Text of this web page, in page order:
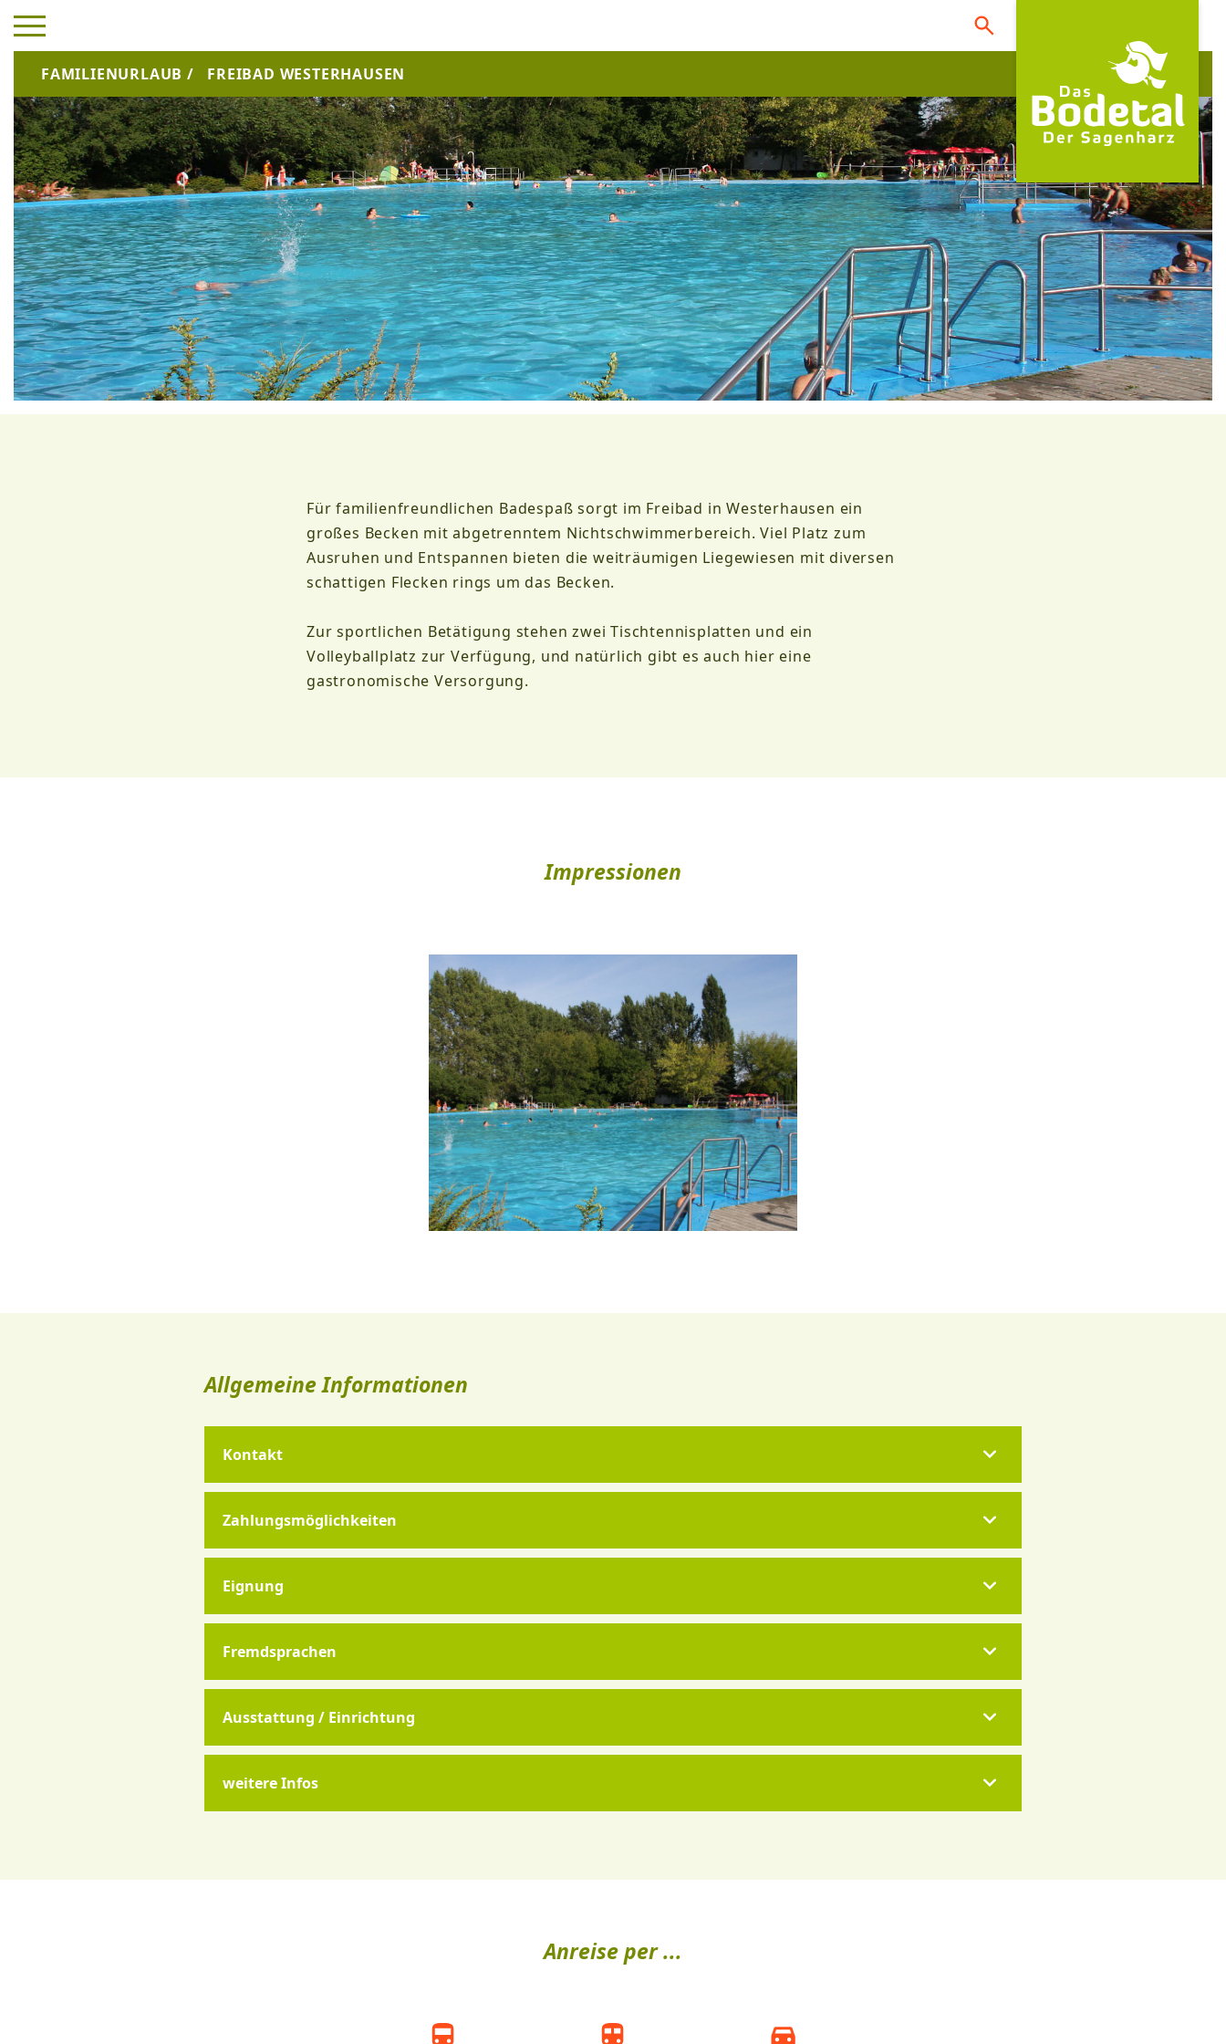
FAMILIENURLAUB / FREIBAD WESTERHAUSEN
Für familienfreundlichen Badespaß sorgt im Freibad in Westerhausen ein
großes Becken mit abgetrenntem Nichtschwimmerbereich. Viel Platz zum
Ausruhen und Entspannen bieten die weiträumigen Liegewiesen mit diversen
schattigen Flecken rings um das Becken.
Zur sportlichen Betätigung stehen zwei Tischtennisplatten und ein
Volleyballplatz zur Verfügung, und natürlich gibt es auch hier eine
gastronomische Versorgung.
Impressionen
Allgemeine Informationen
Kontakt
Zahlungsmöglichkeiten
Eignung
Fremdsprachen
Ausstattung / Einrichtung
weitere Infos
Anreise per ...